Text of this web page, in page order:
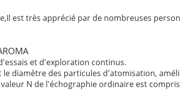
Il est très apprécié par de nombreuses
et d'exploration continus.
diamètre des particules d'atomisation,
N de l'échographie ordinaire est